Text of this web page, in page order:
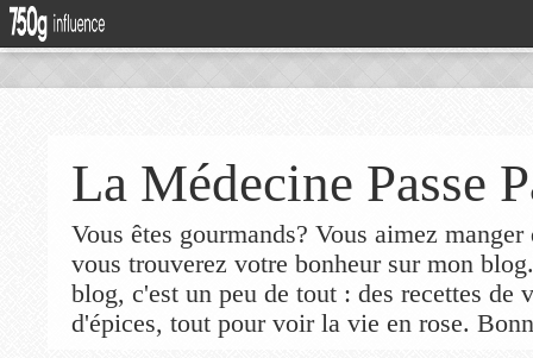
La Médecine Passe
Vous êtes gourmands? Vous aimez
vous trouverez votre bonheur sur mon
blog, c'est un peu de tout : des recettes de
d'épices, tout pour voir la vie en rose.